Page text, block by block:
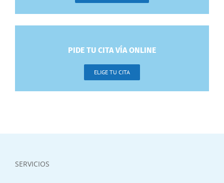
PIDE TU CITA VÍA ONLINE
ELIGE TU CITA
SERVICIOS